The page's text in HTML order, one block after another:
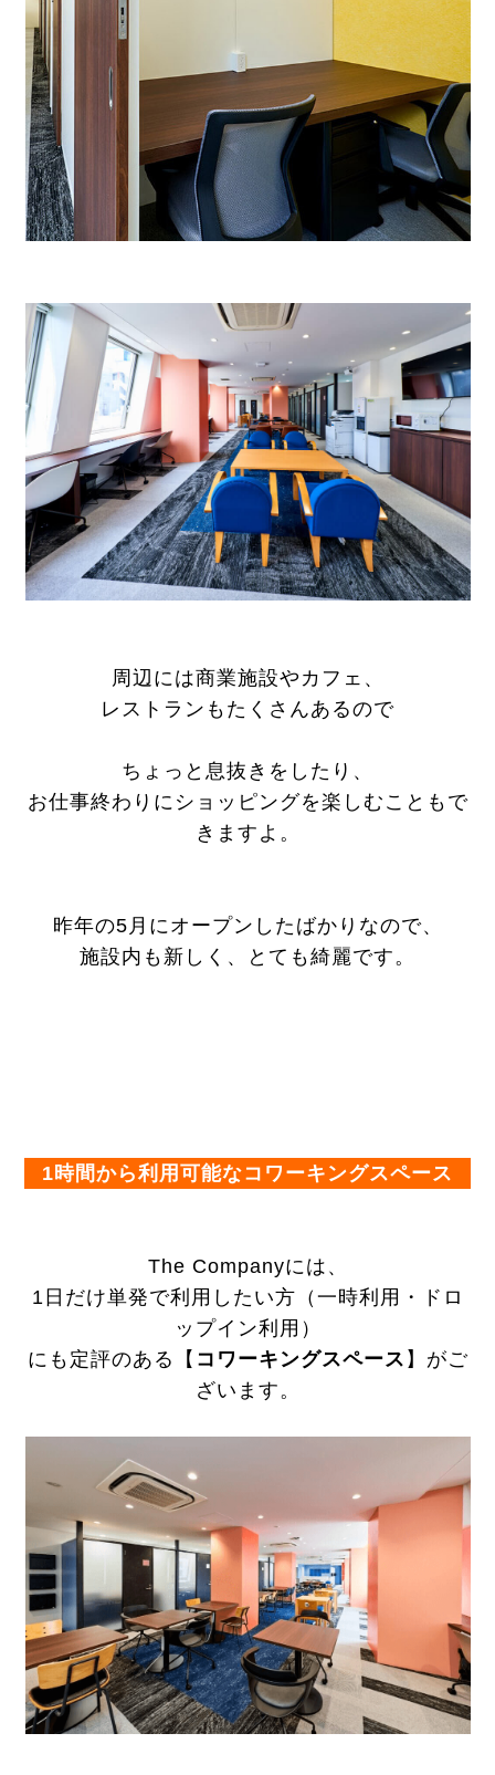
周辺には商業施設やカフェ、
レストランもたくさんあるので
ちょっと息抜きをしたり、
お仕事終わりにショッピングを楽しむこともで
きますよ。
昨年の5月にオープンしたばかりなので、
施設内も新しく、とても綺麗です。
1時間から利用可能なコワーキングスペース
The Companyには、
1日だけ単発で利用したい方（一時利用・ドロ
ップイン利用）
にも定評のある【 コワーキングスペース 】がご
ざいます。